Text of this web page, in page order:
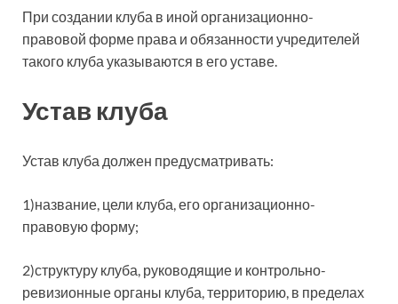
При создании клуба в иной организационно-
правовой форме права и обязанности учредителей
такого клуба указываются в его уставе.
Устав клуба
Устав клуба должен предусматривать:
1)название, цели клуба, его организационно-
правовую форму;
2)структуру клуба, руководящие и контрольно-
ревизионные органы клуба, территорию, в пределах